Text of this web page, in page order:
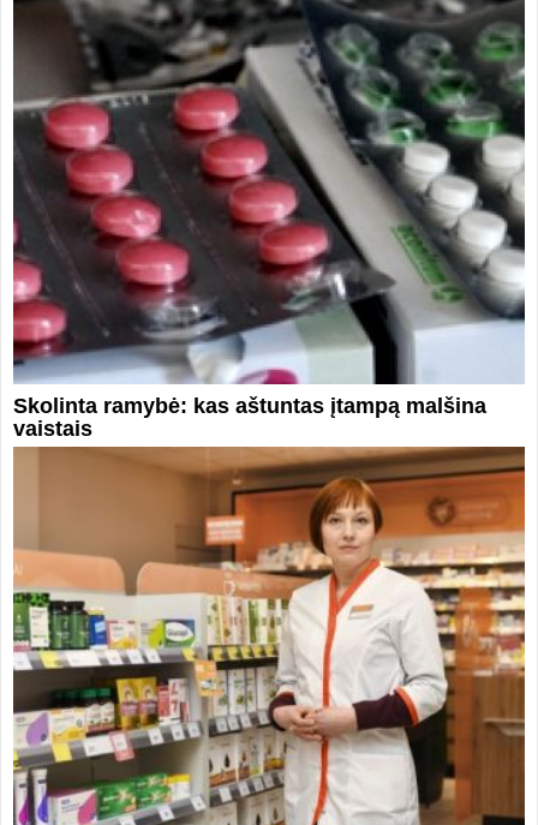
Skolinta ramybė: kas aštuntas įtampą malšina
vaistais